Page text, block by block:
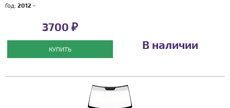
Год: 2012 -
3700 ₽
КУПИТЬ В наличии